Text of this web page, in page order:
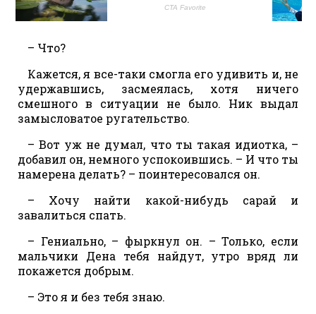
– Что?
Кажется, я все-таки смогла его удивить и, не
удержавшись, засмеялась, хотя ничего
смешного в ситуации не было. Ник выдал
замысловатое ругательство.
– Вот уж не думал, что ты такая идиотка, –
добавил он, немного успокоившись. – И что ты
намерена делать? – поинтересовался он.
– Хочу найти какой-нибудь сарай и
завалиться спать.
– Гениально, – фыркнул он. – Только, если
мальчики Дена тебя найдут, утро вряд ли
покажется добрым.
– Это я и без тебя знаю.